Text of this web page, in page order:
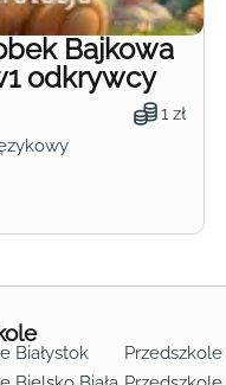
Bajkowa
odkrywcy
1 zł
Białystok